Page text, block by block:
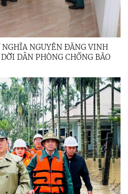
NGUYỄN ĐĂNG VINH
DÂN PHÒNG CHỐNG BÃO